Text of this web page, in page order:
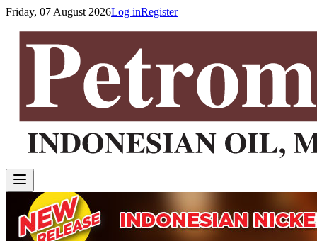
Friday, 07 August 2026Log inRegister